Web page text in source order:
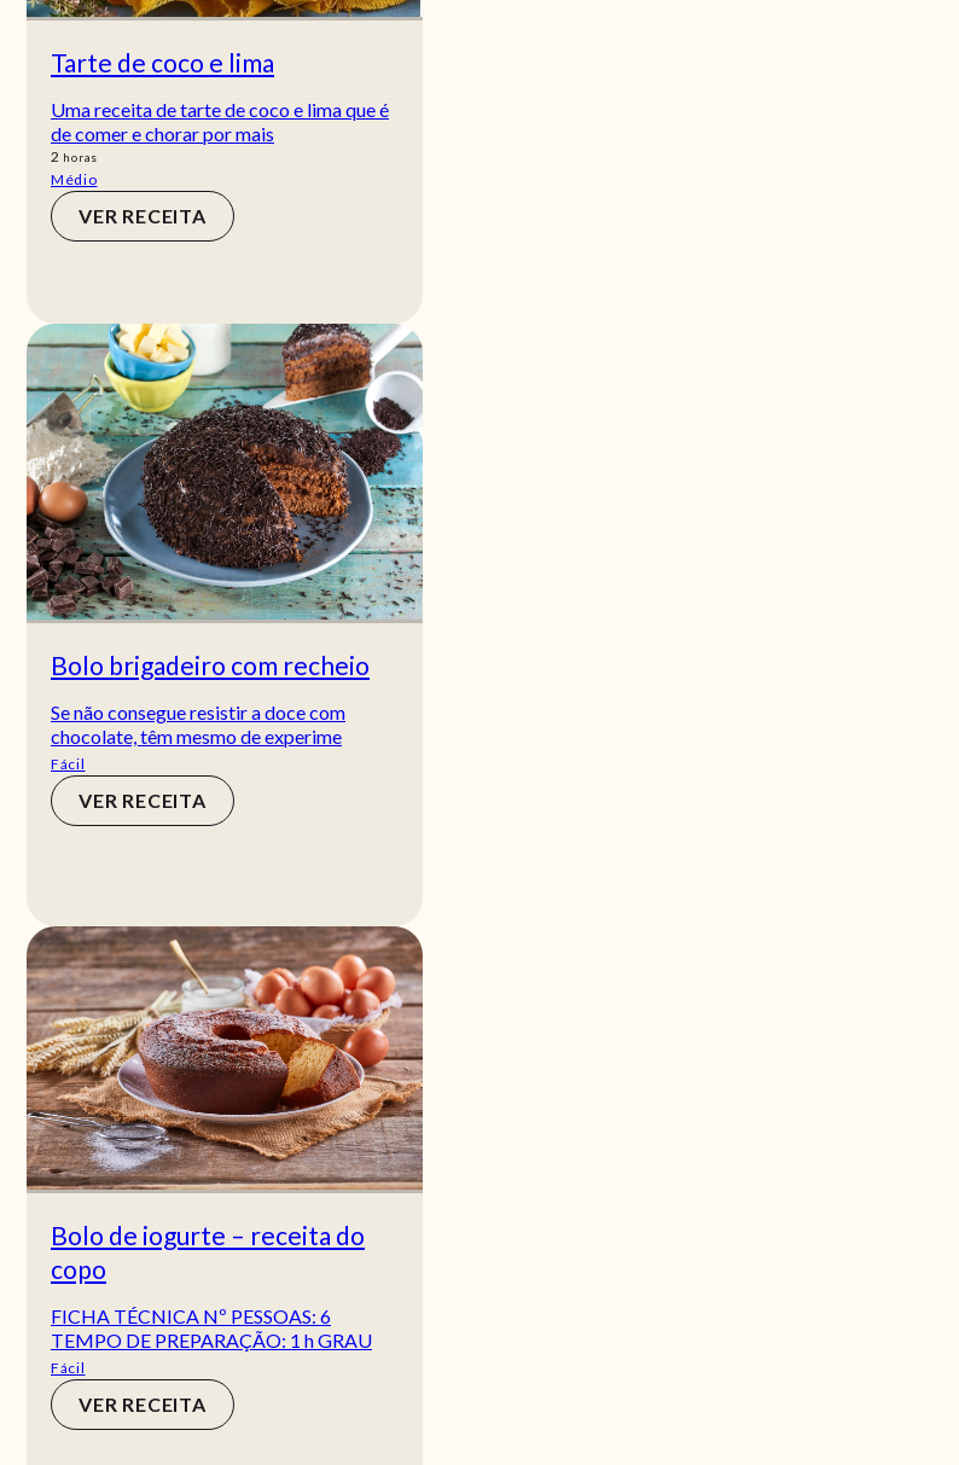
Tarte de coco e lima
Uma receita de tarte de coco e lima que é
de comer e chorar por mais
2 horas
horas
Médio
VER RECEITA
Bolo brigadeiro com recheio
Se não consegue resistir a doce com
chocolate, têm mesmo de experime
Fácil
VER RECEITA
Bolo de iogurte – receita do
copo
FICHA TÉCNICA Nº PESSOAS: 6
TEMPO DE PREPARAÇÃO: 1 h GRAU
DE DIFICUL
Fácil
VER RECEITA